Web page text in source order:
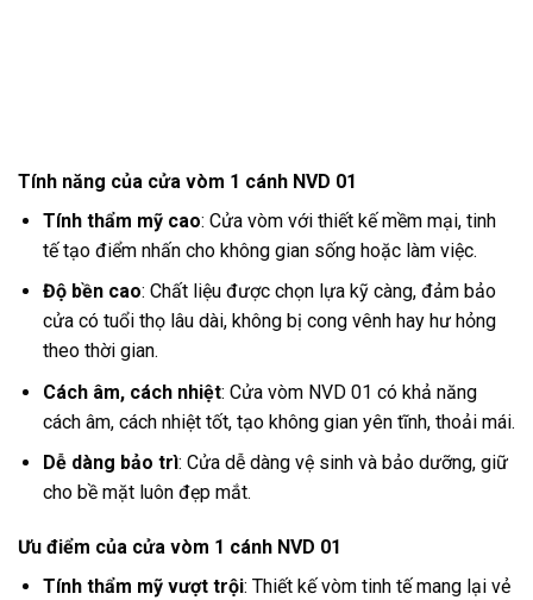
Tính năng của cửa vòm 1 cánh NVD 01
Tính thẩm mỹ cao: Cửa vòm với thiết kế mềm mại, tinh
tế tạo điểm nhấn cho không gian sống hoặc làm việc.
Độ bền cao: Chất liệu được chọn lựa kỹ càng, đảm bảo
cửa có tuổi thọ lâu dài, không bị cong vênh hay hư hỏng
theo thời gian.
Cách âm, cách nhiệt: Cửa vòm NVD 01 có khả năng
cách âm, cách nhiệt tốt, tạo không gian yên tĩnh, thoải mái.
Dễ dàng bảo trì: Cửa dễ dàng vệ sinh và bảo dưỡng, giữ
cho bề mặt luôn đẹp mắt.
Ưu điểm của cửa vòm 1 cánh NVD 01
Tính thẩm mỹ vượt trội: Thiết kế vòm tinh tế mang lại vẻ